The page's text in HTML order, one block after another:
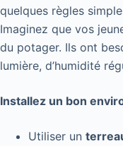
quelques règles
Imaginez que vos
du potager. Ils ont
lumière, d’humidité
Installez un bon
Utiliser un